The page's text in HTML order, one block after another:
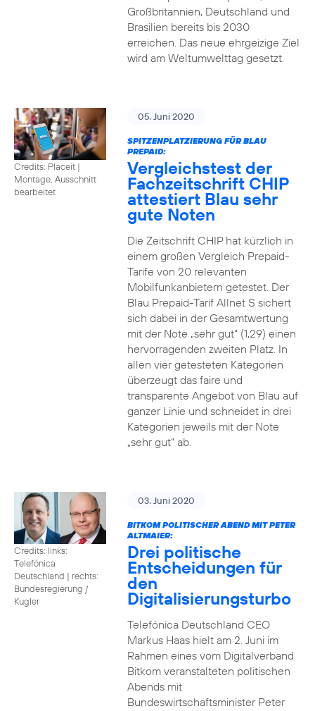
Großbritannien, Deutschland und
Brasilien bereits bis 2030
erreichen. Das neue ehrgeizige Ziel
wird am Weltumwelttag gesetzt.
Credits: Placeit |
Montage, Ausschnitt
bearbeitet
05. Juni 2020
SPITZENPLATZIERUNG FÜR BLAU
PREPAID:
Vergleichstest der
Fachzeitschrift CHIP
attestiert Blau sehr
gute Noten
Die Zeitschrift CHIP hat kürzlich in
einem großen Vergleich Prepaid-
Tarife von 20 relevanten
Mobilfunkanbietern getestet. Der
Blau Prepaid-Tarif Allnet S sichert
sich dabei in der Gesamtwertung
mit der Note „sehr gut“ (1,29) einen
hervorragenden zweiten Platz. In
allen vier getesteten Kategorien
überzeugt das faire und
transparente Angebot von Blau auf
ganzer Linie und schneidet in drei
Kategorien jeweils mit der Note
„sehr gut“ ab.
Credits: links:
Telefónica
Deutschland | rechts:
Bundesregierung /
Kugler
03. Juni 2020
BITKOM POLITISCHER ABEND MIT PETER
ALTMAIER:
Drei politische
Entscheidungen für
den
Digitalisierungsturbo
Telefónica Deutschland CEO
Markus Haas hielt am 2. Juni im
Rahmen eines vom Digitalverband
Bitkom veranstalteten politischen
Abends mit
Bundeswirtschaftsminister Peter